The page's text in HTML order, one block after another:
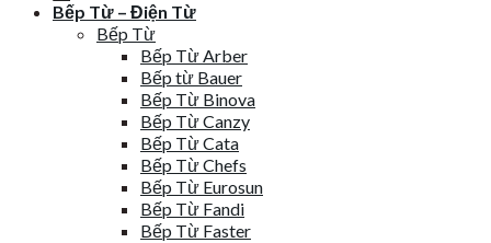
Bếp Từ – Điện Từ
Bếp Từ
Bếp Từ Arber
Bếp từ Bauer
Bếp Từ Binova
Bếp Từ Canzy
Bếp Từ Cata
Bếp Từ Chefs
Bếp Từ Eurosun
Bếp Từ Fandi
Bếp Từ Faster